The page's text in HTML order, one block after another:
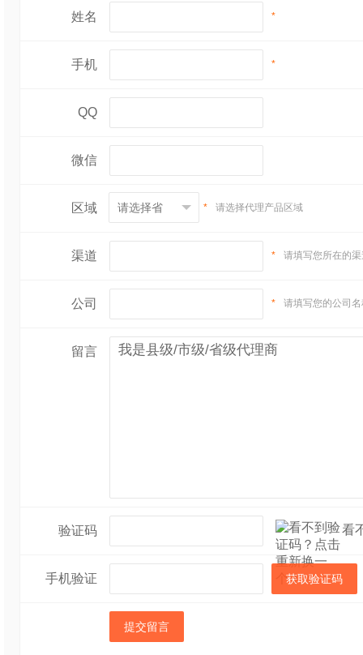
姓名 *
手机 *
QQ
微信
区域 * 请选择代理产品区域
渠道 * 请填写您所在的
公司 * 请填写您的公司
留言
验证码 看
手机验证 获取验证码
提交留言